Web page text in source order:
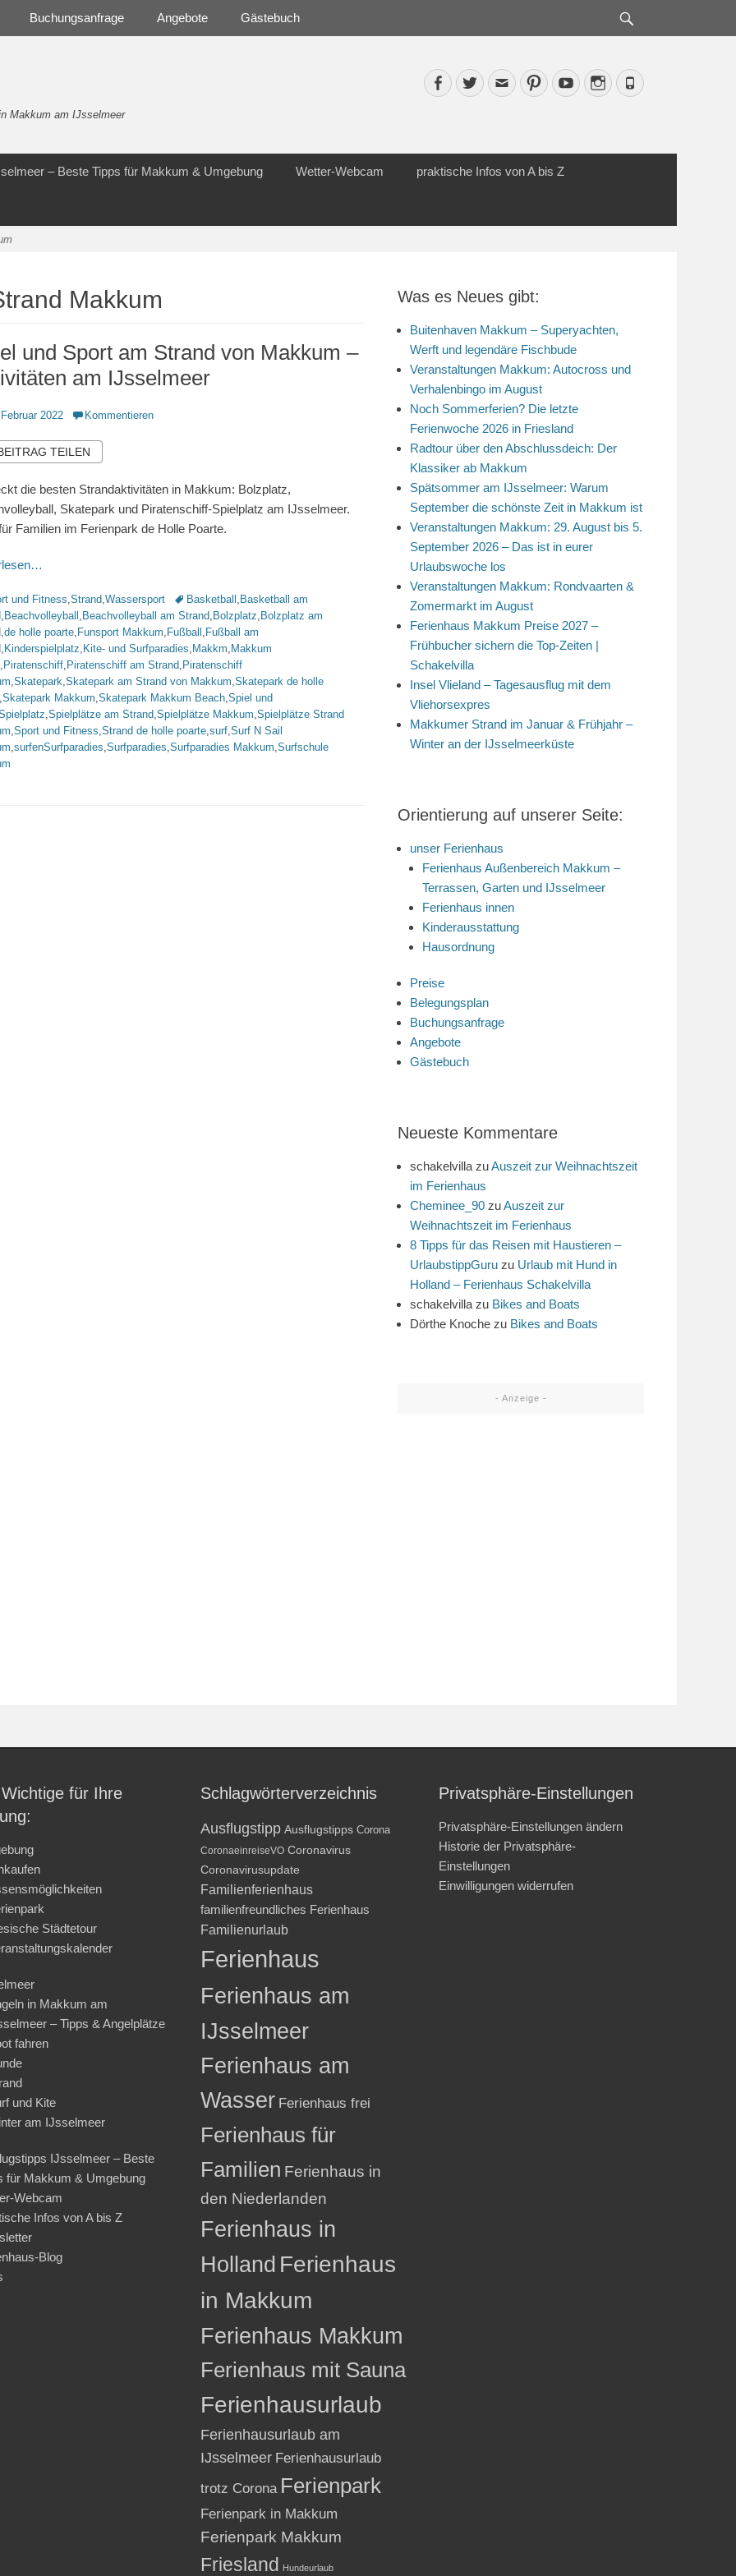
Buchungsanfrage Angebote Gästebuch
Makkum am IJsselmeer
Facebook
TwitterEmailPinterestYouTubeInstagram
Phone
– Beste Tipps für Makkum & Umgebung Wetter-Webcam praktische Infos von A bis Z
Makkum
und Sport am Strand von Makkum –
am IJsselmeer
2022 Kommentieren
TEILEN
die besten Strandaktivitäten in Makkum: Bolzplatz,
Skatepark und Piratenschiff-Spielplatz am IJsselmeer.
Familien im Ferienpark de Holle Poarte.
und Fitness,Strand,Wassersport Schlagworte
Basketball , Basketball am
, Beachvolleyball , Beachvolleyball am Strand, Bolzplatz, Bolzplatz am
,de holle poarte, Funsport Makkum, Fußball , Fußball am
, Kinderspielplatz, Kite- und Surfparadies, Makkm, Makkum
, Piratenschiff, Piratenschiff am Strand, Piratenschiff
,Skatepark,Skatepark am Strand von Makkum,Skatepark de holle
,Skatepark Makkum,Skatepark Makkum Beach,Spiel und
,Spielplätze am Strand,Spielplätze Makkum,Spielplätze Strand
,Sport und Fitness,Strand de holle poarte,surf,Surf N Sail
,surfenSurfparadies,Surfparadies,Surfparadies Makkum,Surfschule
Was es Neues gibt:
Buitenhaven Makkum – Superyachten,
Werft und legendäre Fischbude
Veranstaltungen Makkum: Autocross und
Verhalenbingo im August
Noch Sommerferien? Die letzte
Ferienwoche 2026 in Friesland
Radtour über den Abschlussdeich: Der
Klassiker ab Makkum
Spätsommer am IJsselmeer: Warum
September die schönste Zeit in Makkum ist
Veranstaltungen Makkum: 29. August bis 5.
September 2026 – Das ist in eurer
Urlaubswoche los
Veranstaltungen Makkum: Rondvaarten &
Zomermarkt im August
Ferienhaus Makkum Preise 2027 –
Frühbucher sichern die Top-Zeiten |
Schakelvilla
Insel Vlieland – Tagesausflug mit dem
Vliehorsexpres
Makkumer Strand im Januar & Frühjahr –
Winter an der IJsselmeerküste
Orientierung auf unserer Seite:
unser Ferienhaus
Ferienhaus Außenbereich Makkum –
Terrassen, Garten und IJsselmeer
Ferienhaus innen
Kinderausstattung
Hausordnung
Preise
Belegungsplan
Buchungsanfrage
Angebote
Gästebuch
Neueste Kommentare
schakelvilla zuAuszeit zur Weihnachtszeit
im Ferienhaus
Cheminee_90 zuAuszeit zur
Weihnachtszeit im Ferienhaus
8 Tipps für das Reisen mit Haustieren –
UrlaubstippGuru zu Urlaub mit Hund in
Holland – Ferienhaus Schakelvilla
schakelvilla zu Bikes and Boats
Dörthe Knoche zu Bikes and Boats
- Anzeige -
für Ihre
Städtetour
in Makkum am
– Tipps & Angelplätze
fahren
und Kite
am IJsselmeer
IJsselmeer – Beste
für Makkum & Umgebung
Webcam
Infos von A bis Z
Blog
Schlagwörterverzeichnis
Ausflugstipp Ausflugstipps Corona
CoronaeinreiseVO Coronavirus
Coronavirusupdate
Familienferienhaus
familienfreundliches Ferienhaus
Familienurlaub
Ferienhaus
Ferienhaus am
IJsselmeer
Ferienhaus am
Wasser Ferienhaus frei
Ferienhaus für
Familien Ferienhaus in
den Niederlanden
Ferienhaus in
Holland Ferienhaus
in Makkum
Ferienhaus Makkum
Ferienhaus mit Sauna
Ferienhausurlaub
Ferienhausurlaub am
IJsselmeer Ferienhausurlaub
trotz Corona Ferienpark
Ferienpark in Makkum
Ferienpark Makkum
Friesland Hundeurlaub
Privatsphäre-Einstellungen
Privatsphäre-Einstellungen ändern
Historie der Privatsphäre-
Einstellungen
Einwilligungen widerrufen